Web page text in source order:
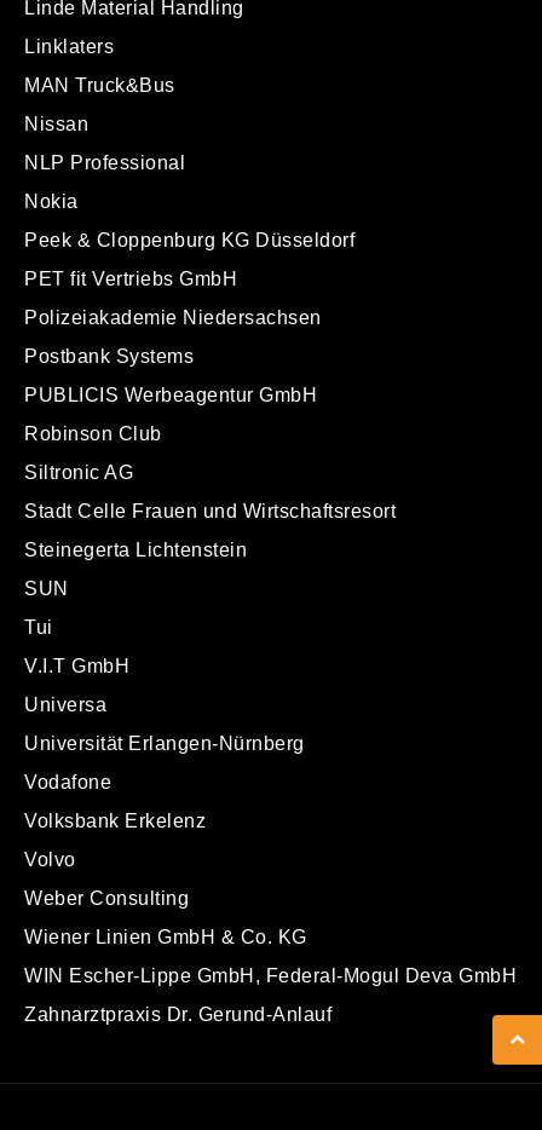
Linde Material Handling
Linklaters
MAN Truck&Bus
Nissan
NLP Professional
Nokia
Peek & Cloppenburg KG Düsseldorf
PET fit Vertriebs GmbH
Polizeiakademie Niedersachsen
Postbank Systems
PUBLICIS Werbeagentur GmbH
Robinson Club
Siltronic AG
Stadt Celle Frauen und Wirtschaftsresort
Steinegerta Lichtenstein
SUN
Tui
V.I.T GmbH
Universa
Universität Erlangen-Nürnberg
Vodafone
Volksbank Erkelenz
Volvo
Weber Consulting
Wiener Linien GmbH & Co. KG
WIN Escher-Lippe GmbH, Federal-Mogul Deva GmbH
Zahnarztpraxis Dr. Gerund-Anlauf